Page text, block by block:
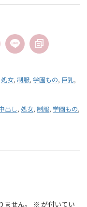
処女, 制服, 学園もの, 巨乳,
出し, 処女, 制服, 学園もの,
せん。 ※ が付いてい